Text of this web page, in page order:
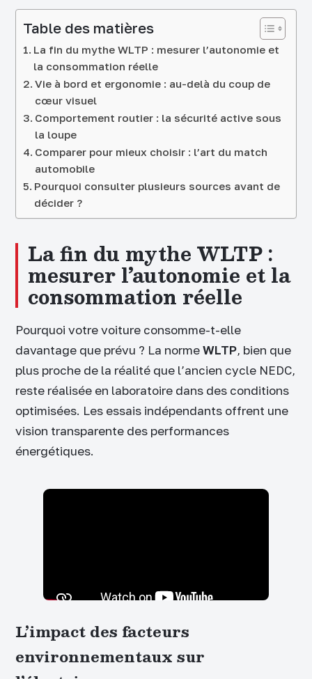
Table des matières
La fin du mythe WLTP : mesurer l’autonomie et
la consommation réelle
Vie à bord et ergonomie : au-delà du coup de
cœur visuel
Comportement routier : la sécurité active sous
la loupe
Comparer pour mieux choisir : l’art du match
automobile
Pourquoi consulter plusieurs sources avant de
décider ?
La fin du mythe WLTP :
mesurer l’autonomie et la
consommation réelle
Pourquoi votre voiture consomme-t-elle
davantage que prévu ? La normeWLTP, bien que
plus proche de la réalité que l’ancien cycle NEDC,
reste réalisée en laboratoire dans des conditions
optimisées. Les essais indépendants offrent une
vision transparente des performances
énergétiques.
L’impact des facteurs
environnementaux sur